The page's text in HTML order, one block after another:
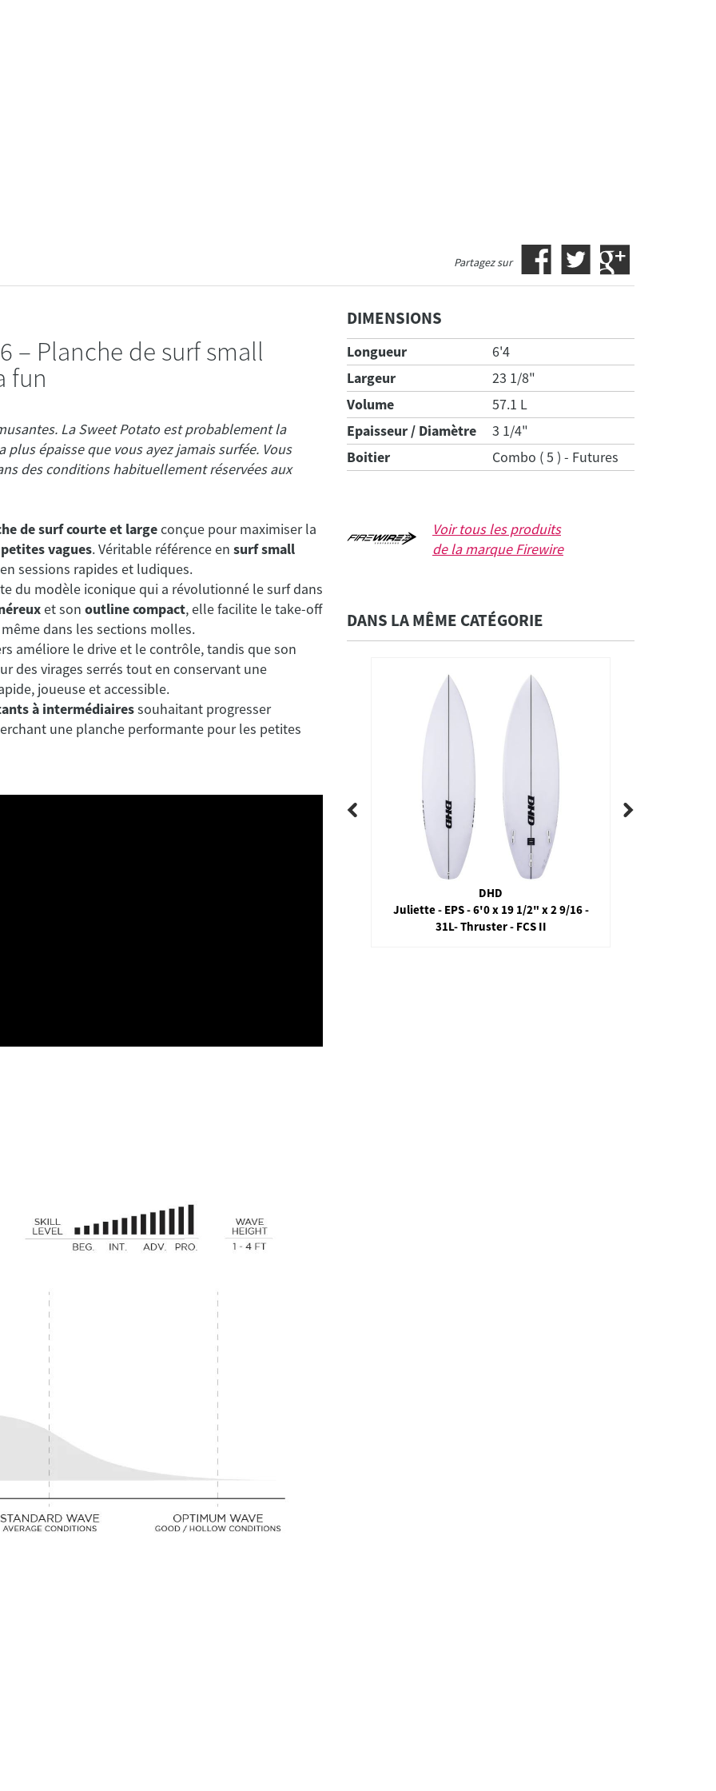
Partagez sur
– Planche de surf small
fun
La Sweet Potato est probablement la
épaisse que vous ayez jamais surfée. Vous
des conditions habituellement réservées aux
de surf courte et largeconçue pour maximiser la
petites vagues. Véritable référence en surf small
sessions rapides et ludiques.
du modèle iconique qui a révolutionné le surf dans
et son outline compact, elle facilite le take-off
dans les sections molles.
améliore le drive et le contrôle, tandis que son
des virages serrés tout en conservant une
joueuse et accessible.
à intermédiairessouhaitant progresser
une planche performante pour les petites
DIMENSIONS
Longueur
6'4
Largeur
23 1/8"
Volume
57.1 L
Epaisseur / Diamètre
3 1/4"
Boitier
Combo ( 5 ) - Futures
Voir tous les produits
de la marqueFirewire
DANS LA MÊME CATÉGORIE
DHD
Juliette - EPS - 6'0 x 19 1/2" x 2 9/16 -
31L- Thruster - FCS II